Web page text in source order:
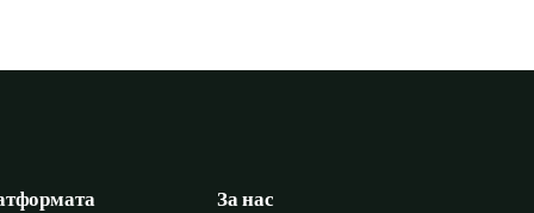
За нас